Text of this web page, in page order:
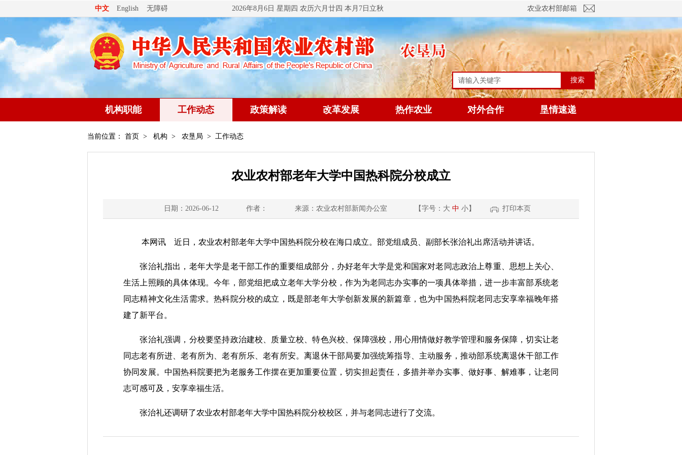
中文 English 无障碍 2026年8月6日 星期四 农历六月廿四 本月7日立秋 农业农村部邮箱
搜索
机构职能 工作动态 政策解读 改革发展 热作农业 对外合作 垦情速递
当前位置： 首页 > 机构 > 农垦局 > 工作动态
农业农村部老年大学中国热科院分校成立
日期：2026-06-12 作者： 来源：农业农村部新闻办公室 【字号： 大 中 小】 打印本页
本网讯 近日，农业农村部老年大学中国热科院分校在海口成立。部党组成员、副部长张治礼出席活动并讲话。
张治礼指出，老年大学是老干部工作的重要组成部分，办好老年大学是党和国家对老同志政治上尊重、思想上关心、
生活上照顾的具体体现。今年，部党组把成立老年大学分校，作为为老同志办实事的一项具体举措，进一步丰富部系统老
同志精神文化生活需求。热科院分校的成立，既是部老年大学创新发展的新篇章，也为中国热科院老同志安享幸福晚年搭
建了新平台。
张治礼强调，分校要坚持政治建校、质量立校、特色兴校、保障强校，用心用情做好教学管理和服务保障，切实让老
同志老有所进、老有所为、老有所乐、老有所安。离退休干部局要加强统筹指导、主动服务，推动部系统离退休干部工作
协同发展。中国热科院要把为老服务工作摆在更加重要位置，切实担起责任，多措并举办实事、做好事、解难事，让老同
志可感可及，安享幸福生活。
张治礼还调研了农业农村部老年大学中国热科院分校校区，并与老同志进行了交流。